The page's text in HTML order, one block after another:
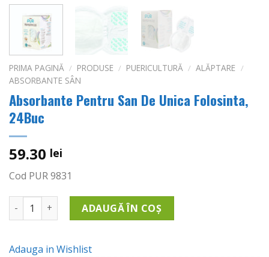
PRIMA PAGINĂ / PRODUSE / PUERICULTURĂ / ALĂPTARE /
ABSORBANTE SÂN
Absorbante Pentru San De Unica Folosinta,
24Buc
59.30 lei
Cod PUR 9831
Cantitate Absorbante Pentru San De Unica Folosinta, 24Buc
ADAUGĂ ÎN COȘ
Adauga in Wishlist